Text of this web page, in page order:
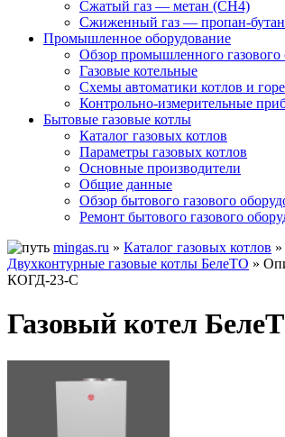
Сжатый газ — метан (CH4)
Сжиженный газ — пропан-бутан
Промышленное оборудование
Обзор промышленного газового
Газовые котельные
Схемы автоматики котлов и
Контрольно-измерительные
Бытовые газовые котлы
Каталог газовых котлов
Параметры газовых котлов
Основные производители
Общие данные
Обзор бытового газового
Ремонт бытового газового
mingas.ru » Каталог газовых котлов »
Двухконтурные газовые котлы БелеТО »
КОГД-23-С
Газовый котел